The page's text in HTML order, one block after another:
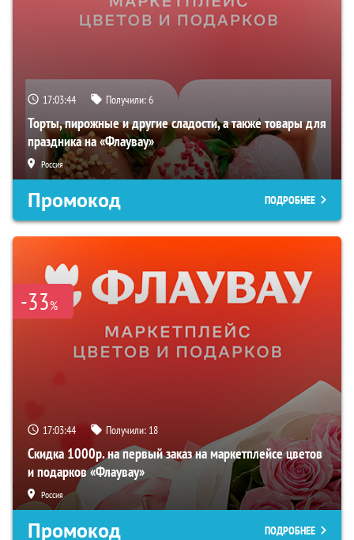
17:03:43 Получили:6
Торты, пирожные и другие сладости, а также товары для
праздника на «Флаувау»
Россия
Промокод ПОДРОБНЕЕ
-33%
17:03:43 Получили: 18
Скидка 1000р. на первый заказ на маркетплейсе цветов
и подарков «Флаувау»
Россия
Промокод ПОДРОБНЕЕ